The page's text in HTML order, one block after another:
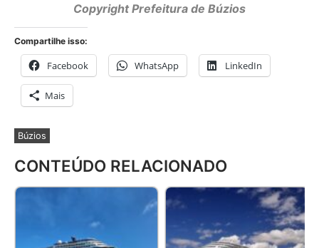
Copyright Prefeitura de Búzios
Compartilhe isso:
Facebook WhatsApp LinkedIn
Mais
Búzios
CONTEÚDO RELACIONADO